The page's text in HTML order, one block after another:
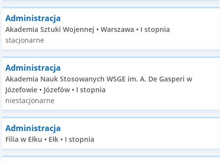
Administracja
Akademia Sztuki Wojennej • Warszawa • I stopnia
stacjonarne
Administracja
Akademia Nauk Stosowanych WSGE im. A. De Gasperi w
Józefowie • Józefów • I stopnia
niestacjonarne
Administracja
Filia w Ełku • Ełk • I stopnia